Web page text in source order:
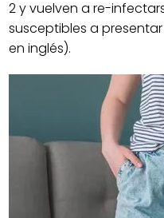
2 y vuelven a re-
susceptibles a presentar
en inglés).